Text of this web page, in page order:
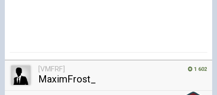
1 602
[VMFRF]
MaximFrost_